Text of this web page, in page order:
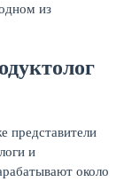
из
представители
и
около